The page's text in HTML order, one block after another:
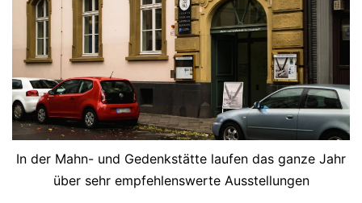
p
r
o
g
r
a
m
n
D
ü
s
s
e
l
In der Mahn- und Gedenkstätte laufen das ganze Jahr
über sehr empfehlenswerte Ausstellungen